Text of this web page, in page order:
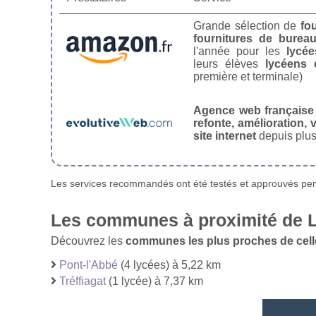
Grande sélection de
fournitures de bureau
l'année pour les
leurs élèves
lycéens
première et terminale)
Agence web française
refonte, amélioration,
site internet depuis
Les services recommandés ont été testés et approuvés
Les communes à proximité de
Découvrez les communes les plus proches de
Pont-l'Abbé (4 lycées) à 5,22 km
Tréffiagat(1 lycée) à 7,37 km